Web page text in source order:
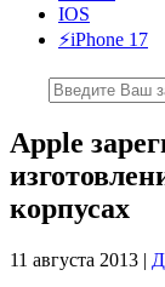
IOS
⚡️iPhone 17
Apple
корпусах
11 августа 2013 |